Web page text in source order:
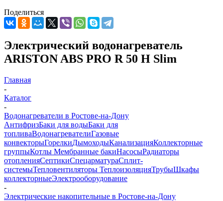
Поделиться
Электрический водонагреватель
ARISTON ABS PRO R 50 H Slim
Главная
-
Каталог
-
Водонагреватели в Ростове-на-Дону
АнтифризБаки для водыБаки для
топливаВодонагревателиГазовые
конвекторыГорелкиДымоходыКанализацияКоллекторные
группыКотлы Мембранные бакиНасосыРадиаторы
отопленияСептикиСпецарматураСплит-
системыТепловентиляторы ТеплоизоляцияТрубыШкафы
коллекторныеЭлектрооборудование
-
Электрические накопительные в Ростове-на-Дону